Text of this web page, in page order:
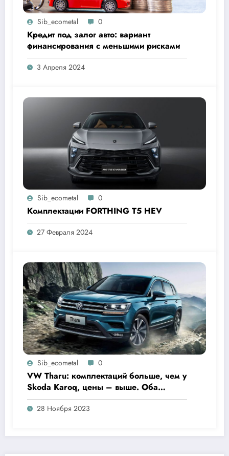
Sib_ecometal 0
Кредит под залог авто: вариант
финансирования с меньшими рисками
3 Апреля 2024
Sib_ecometal 0
Комплектации FORTHING T5 HEV
27 Февраля 2024
Sib_ecometal 0
VW Tharu: комплектаций больше, чем у
Skoda Karoq, цены – выше. Оба
кросса пропишутся в России
28 Ноября 2023